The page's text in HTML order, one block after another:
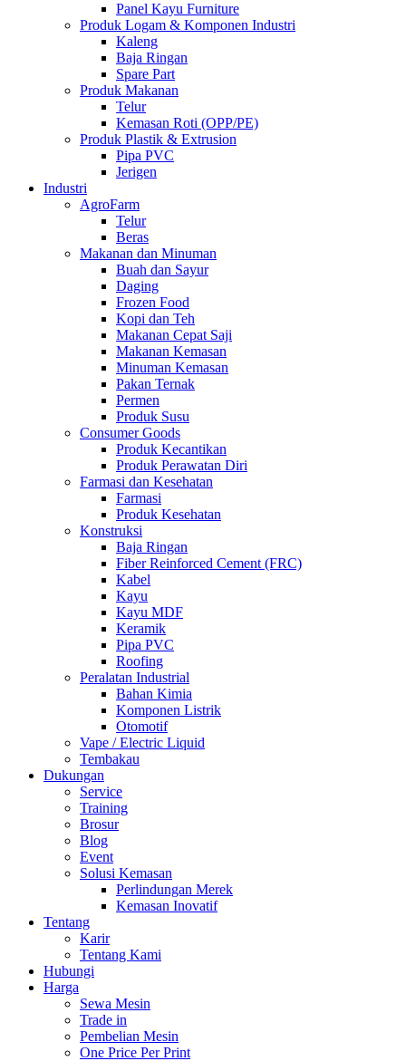
Panel Kayu Furniture
Produk Logam & Komponen Industri
Kaleng
Baja Ringan
Spare Part
Produk Makanan
Telur
Kemasan Roti (OPP/PE)
Produk Plastik & Extrusion
Pipa PVC
Jerigen
Industri
AgroFarm
Telur
Beras
Makanan dan Minuman
Buah dan Sayur
Daging
Frozen Food
Kopi dan Teh
Makanan Cepat Saji
Makanan Kemasan
Minuman Kemasan
Pakan Ternak
Permen
Produk Susu
Consumer Goods
Produk Kecantikan
Produk Perawatan Diri
Farmasi dan Kesehatan
Farmasi
Produk Kesehatan
Konstruksi
Baja Ringan
Fiber Reinforced Cement (FRC)
Kabel
Kayu
Kayu MDF
Keramik
Pipa PVC
Roofing
Peralatan Industrial
Bahan Kimia
Komponen Listrik
Otomotif
Vape / Electric Liquid
Tembakau
Dukungan
Service
Training
Brosur
Blog
Event
Solusi Kemasan
Perlindungan Merek
Kemasan Inovatif
Tentang
Karir
Tentang Kami
Hubungi
Harga
Sewa Mesin
Trade in
Pembelian Mesin
One Price Per Print